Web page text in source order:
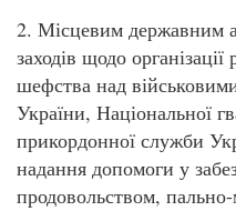
2. Місцевим державним
заходів щодо
шефства над
України, Національної
прикордонної служби
надання допомоги у
продовольством,